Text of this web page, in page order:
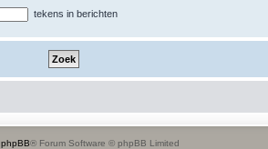
tekens in berichten
phpBB® Forum Software © phpBB Limited